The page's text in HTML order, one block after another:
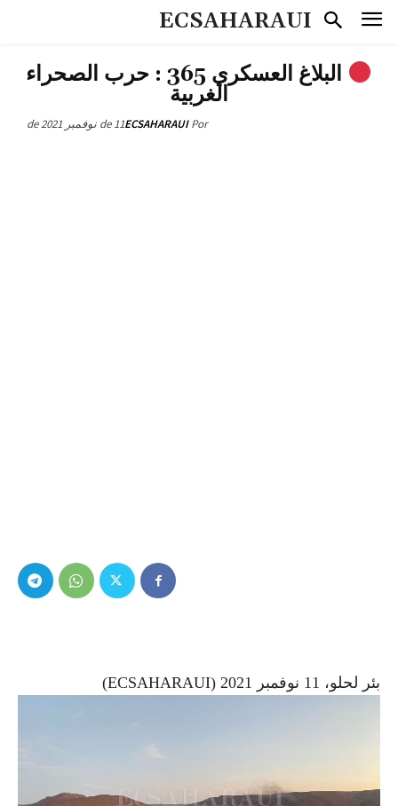
ECSAHARAUI
البلاغ العسكري 365 : حرب الصحراء
الغربية
Por
ECSAHARAUI11 de نوفمبر de 2021
بئر لحلو، 11 نوفمبر 2021 (ECSAHARAUI)